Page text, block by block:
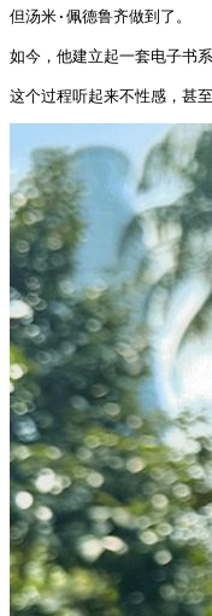
但汤米·佩德鲁齐做到了。
如今，他建立起一套电子书
这个过程听起来不性感，甚